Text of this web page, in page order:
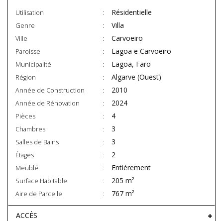
Utilisation Résidentielle
Genre Villa
Ville Carvoeiro
Paroisse Lagoa e Carvoeiro
Municipalité Lagoa, Faro
Région Algarve (Ouest)
Année de Construction 2010
Année de Rénovation 2024
Pièces 4
Chambres 3
Salles de Bains 3
Étages 2
Meublé Entièrement
Surface Habitable 205 m²
Aire de Parcelle 767 m²
ACCÈS